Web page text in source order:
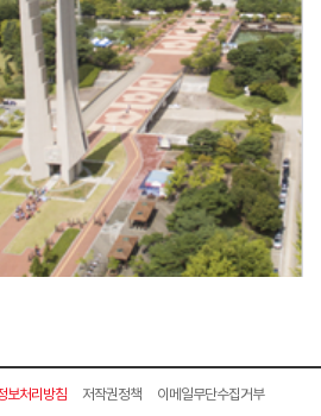
보처리방침 저작권정책
이메일무단수집거부